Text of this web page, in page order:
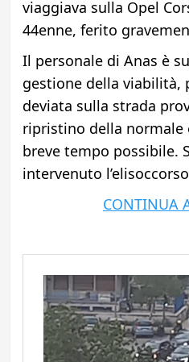
viaggiava sulla Opel
44enne, ferito
Il personale di Anas è
gestione della viabilità,
deviata sulla strada
ripristino della normale
breve tempo possibile.
intervenuto
CONTINUA